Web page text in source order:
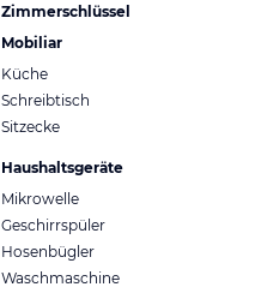
Zimmerschlüssel
Mobiliar
Küche
Schreibtisch
Sitzecke
Haushaltsgeräte
Mikrowelle
Geschirrspüler
Hosenbügler
Waschmaschine